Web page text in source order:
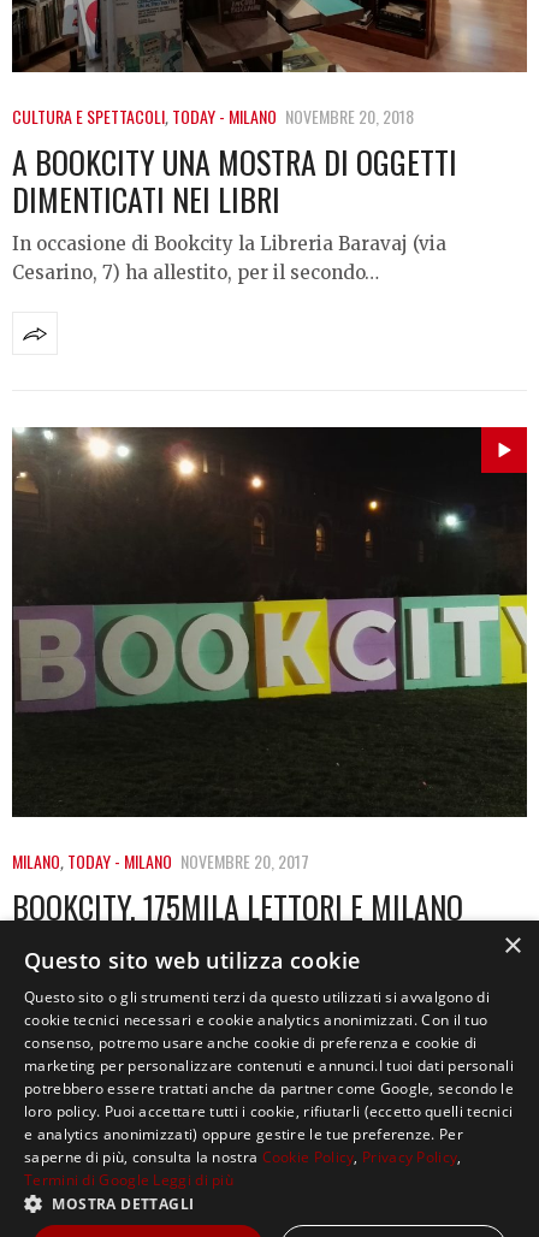
CULTURA E SPETTACOLI,TODAY - MILANO NOVEMBRE 20, 2018
A BOOKCITY UNA MOSTRA DI OGGETTI
DIMENTICATI NEI LIBRI
In occasione di Bookcity la Libreria Baravaj (via
Cesarino, 7) ha allestito, per il secondo…
MILANO,TODAY - MILANO NOVEMBRE 20, 2017
BOOKCITY, 175MILA LETTORI E MILANO
DIVENTA CITTÀ CREATIVA UNESCO PER LA
LETTERATURA
175mila lettori per BookCity, la fiera del libro di Milano
che si è conclusa…
×
Questo sito web utilizza cookie
Questo sito o gli strumenti terzi da questo utilizzati si avvalgono di
cookie tecnici necessari e cookie analytics anonimizzati. Con il tuo
consenso, potremo usare anche cookie di preferenza e cookie di
marketing per personalizzare contenuti e annunci.I tuoi dati personali
potrebbero essere trattati anche da partner come Google, secondo le
loro policy. Puoi accettare tutti i cookie, rifiutarli (eccetto quelli tecnici
e analytics anonimizzati) oppure gestire le tue preferenze. Per
saperne di più, consulta la nostra Cookie Policy, Privacy Policy,
Termini di Google Leggi di più
MOSTRA DETTAGLI